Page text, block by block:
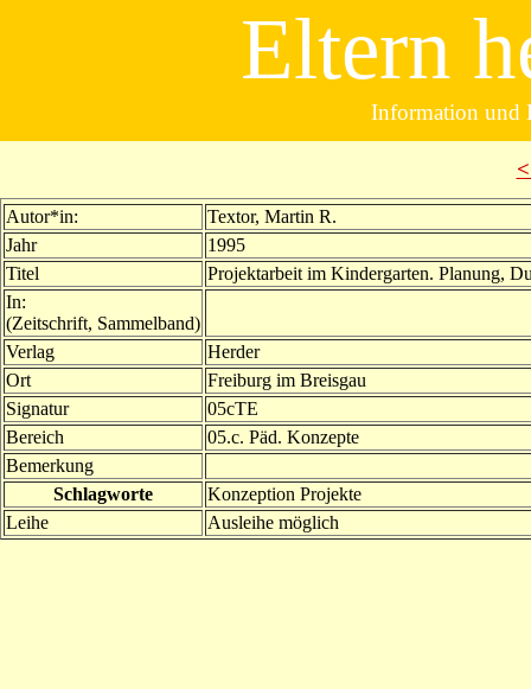
Eltern
Information und
Autor*in:
Textor, Martin R.
Jahr
1995
Titel
Projektarbeit im Kindergarten. Planung,
In:
(Zeitschrift, Sammelband)
Verlag
Herder
Ort
Freiburg im Breisgau
Signatur
05cTE
Bereich
05.c. Päd. Konzepte
Bemerkung
Schlagworte
Konzeption Projekte
Leihe
Ausleihe möglich